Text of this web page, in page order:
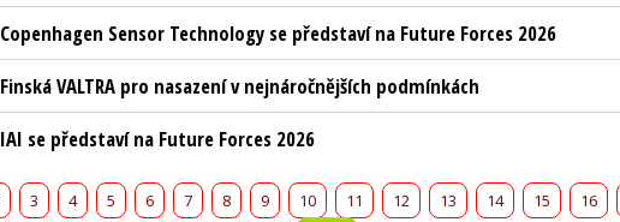
Copenhagen Sensor Technology se představí na Future Forces 2026
Finská VALTRA pro nasazení v nejnáročnějších podmínkách
IAI se představí na Future Forces 2026
3 4 5 6 7 8 9 10 11 12 13 14 15 16